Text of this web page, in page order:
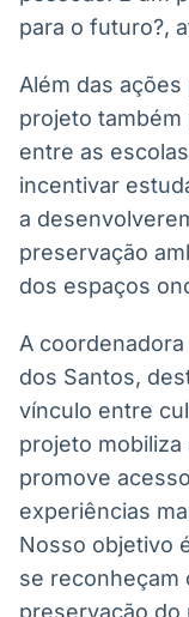
para o futuro?,
Além das
projeto
entre as
incentivar
a
preservação
dos espaços
A
dos Santos,
vínculo entre
projeto
promove
experiências
Nosso objetivo
se reconheçam
preservação do